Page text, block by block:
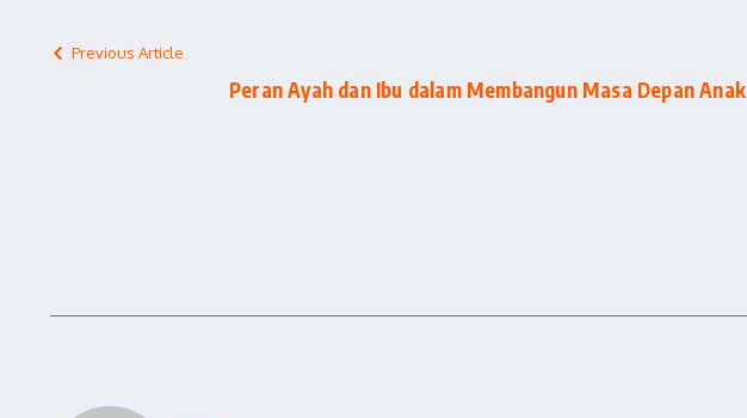
Previous Article
Peran Ayah dan Ibu dalam Membangun Masa Depan Anak